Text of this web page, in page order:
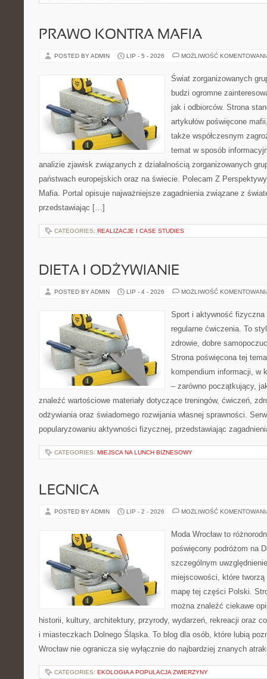
PRAWO KONTRA MAFIA
POSTED BY ADMIN LIP - 5 - 2026 MOŻLIWOŚĆ
Świat zorganizowanych
budzi ogromne
jak i odbiorców. Strona
artykułów poświęcone
także współczesnym
temat w sposób
analizie zjawisk związanych z działalnością zorganizowanych
państwach europejskich oraz na świecie. Polecam Z
Mafia. Portal opisuje najważniejsze zagadnienia związane z
przedstawiając […]
CATEGORIES: REALIZACJE I CASE STUDIES
DIETA I ODŻYWIANIE
POSTED BY ADMIN LIP - 4 - 2026 MOŻLIWOŚĆ
Sport i aktywność
regularne ćwiczenia. To
zdrowie, dobre
Strona poświęcona tej
kompendium informacji, w
– zarówno początkujący,
znaleźć wartościowe materiały dotyczące treningów, ćwiczeń,
odżywiania oraz świadomego rozwijania własnej sprawności.
popularyzowaniu aktywności fizycznej, przedstawiając
CATEGORIES: MIEJSCA NA LUNCH BIZNESOWY
LEGNICA
POSTED BY ADMIN LIP - 2 - 2026 MOŻLIWOŚĆ
Moda Wrocław to
poświęcony podróżom na
szczególnym
miejscowości, które
mapę tej części Polski.
można znaleźć ciekawe
historii, kultury, architektury, przyrody, wydarzeń, rekreacji oraz
i miasteczkach Dolnego Śląska. To blog dla osób, które lubią
Wrocław nie ogranicza się wyłącznie do najbardziej znanych
CATEGORIES: EKOLOGIA A POPULACJA ZWIERZYNY